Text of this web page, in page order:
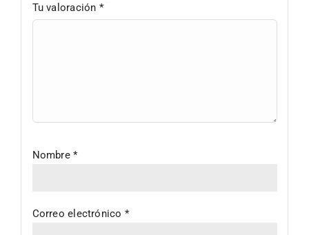
Tu valoración *
Nombre*
Correo electrónico *